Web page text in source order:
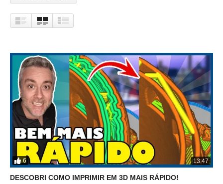
6 13:47
DESCOBRI COMO IMPRIMIR EM 3D MAIS RÁPIDO!